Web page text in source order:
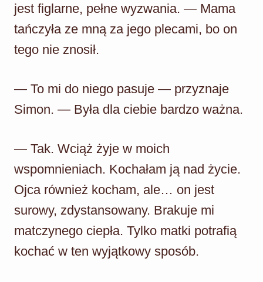
jest figlarne, pełne wyzwania. — Mama
tańczyła ze mną za jego plecami, bo on
tego nie znosił.
— To mi do niego pasuje — przyznaje
Simon. — Była dla ciebie bardzo ważna.
— Tak. Wciąż żyje w moich
wspomnieniach. Kochałam ją nad życie.
Ojca również kocham, ale… on jest
surowy, zdystansowany. Brakuje mi
matczynego ciepła. Tylko matki potrafią
kochać w ten wyjątkowy sposób.